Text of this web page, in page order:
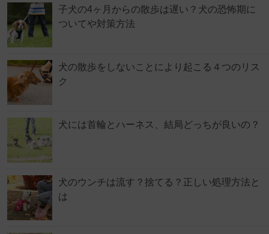
子犬の4ヶ月からの散歩は遅い？犬の恐怖期に
ついてや対策方法
犬の散歩をしないことにより起こる４つのリス
ク
犬には首輪とハーネス、結局どっちが良いの？
犬のウンチは流す？捨てる？正しい処理方法と
は